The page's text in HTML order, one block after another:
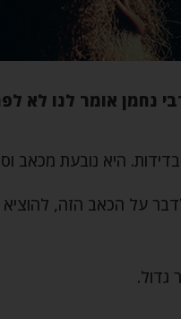
נחמן אומר לנו לא
היא נובעת מכאב
על הכאב הזה, להוציא
גדול.